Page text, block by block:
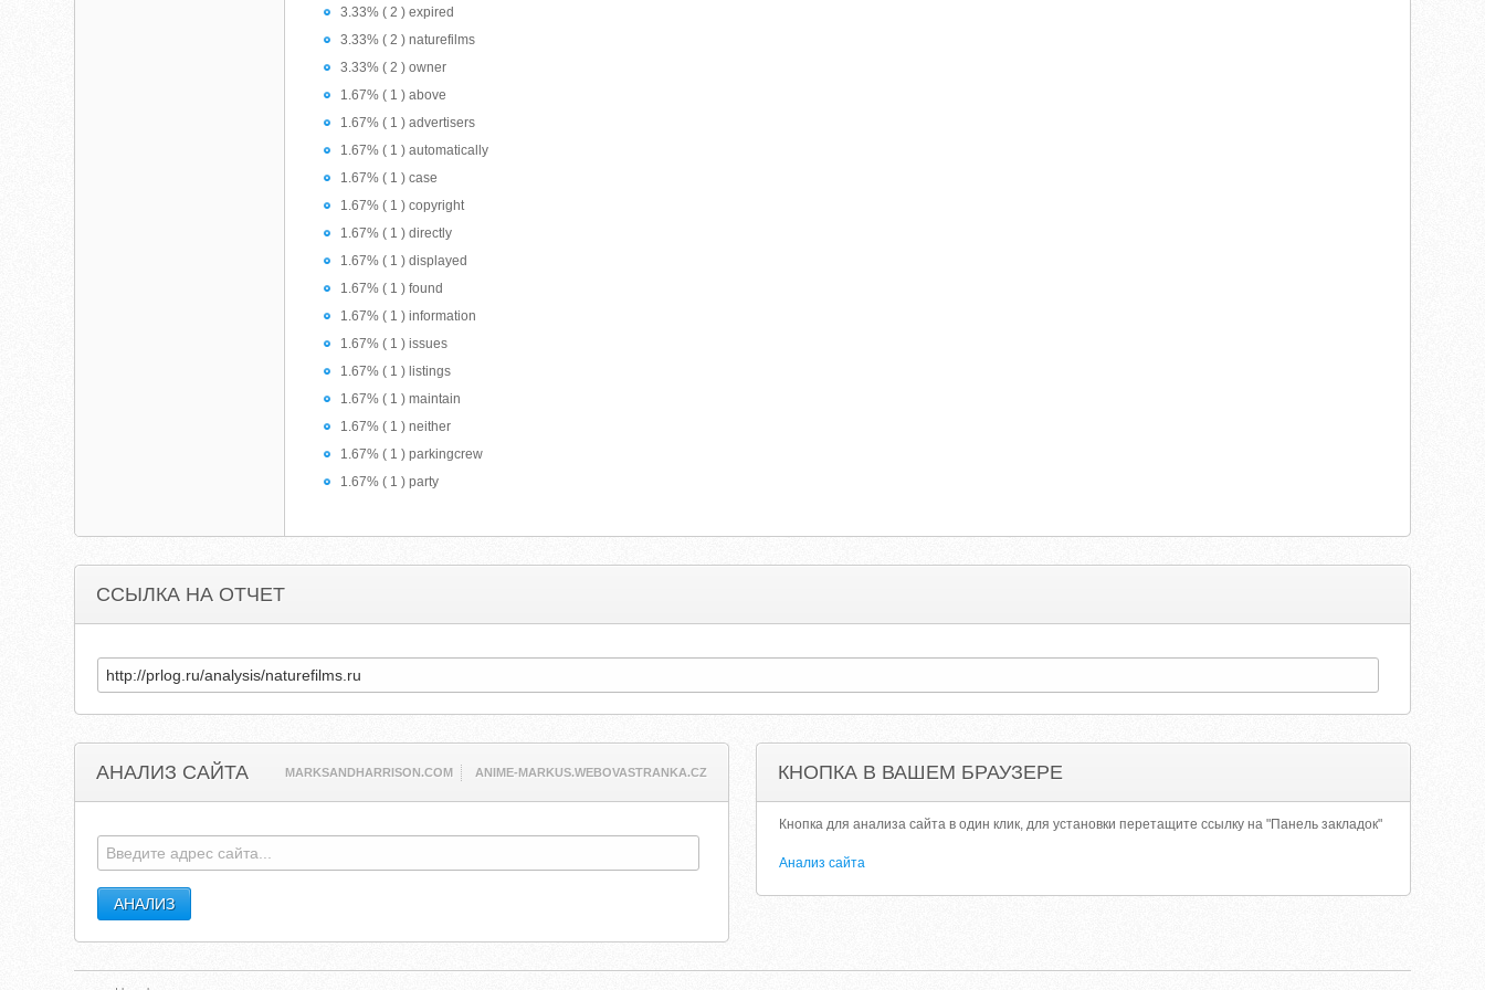
3.33% ( 2 ) expired
3.33% ( 2 ) naturefilms
3.33% ( 2 ) owner
1.67% ( 1 ) above
1.67% ( 1 ) advertisers
1.67% ( 1 ) automatically
1.67% ( 1 ) case
1.67% ( 1 ) copyright
1.67% ( 1 ) directly
1.67% ( 1 ) displayed
1.67% ( 1 ) found
1.67% ( 1 ) information
1.67% ( 1 ) issues
1.67% ( 1 ) listings
1.67% ( 1 ) maintain
1.67% ( 1 ) neither
1.67% ( 1 ) parkingcrew
1.67% ( 1 ) party
ССЫЛКА НА ОТЧЕТ
АНАЛИЗ САЙТА MARKSANDHARRISON.COM ANIME-MARKUS.WEBOVASTRANKA.CZ КНОПКА В ВАШЕМ БРАУЗЕРЕ
Кнопка для анализа сайта в один клик, для установки перетащите ссылку на "Панель закладок"
Анализ сайта